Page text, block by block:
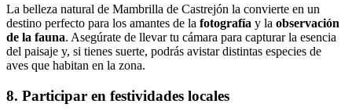
La belleza natural de Mambrilla de Castrejón la convierte en un
destino perfecto para los amantes de la fotografía y la observación
de la fauna. Asegúrate de llevar tu cámara para capturar la esencia
del paisaje y, si tienes suerte, podrás avistar distintas especies de
aves que habitan en la zona.
8. Participar en festividades locales